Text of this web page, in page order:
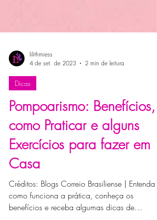
lilithmiess
4 de set. de 2023
Dicas
Pompoarismo: Benefícios,
como Praticar e alguns
Exercícios para fazer em
Casa
Créditos: Blogs Correio Brasiliense | Entenda